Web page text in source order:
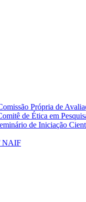
Própria de
de Ética em
de Iniciação
NAIF